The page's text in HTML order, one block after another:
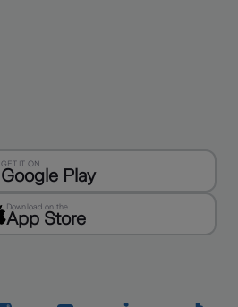
GET IT ON
Google Play
Download on the
App Store